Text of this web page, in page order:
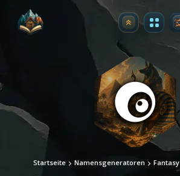
Upgrade
Startseite Namensgeneratoren Fantasy